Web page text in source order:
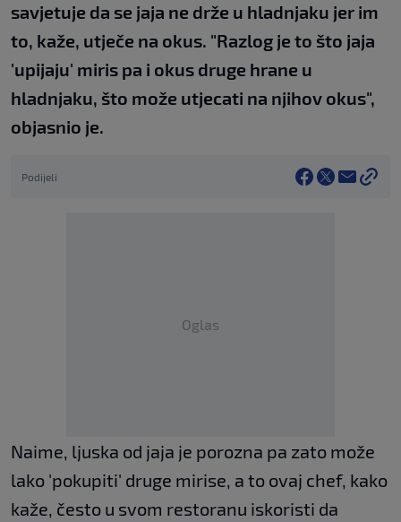
savjetuje da se jaja ne drže u hladnjaku jer im
to, kaže, utječe na okus. "Razlog je to što jaja
'upijaju' miris pa i okus druge hrane u
hladnjaku, što može utjecati na njihov okus",
objasnio je.
Podijeli
Oglas
Naime, ljuska od jaja je porozna pa zato može
lako 'pokupiti' druge mirise, a to ovaj chef, kako
kaže, često u svom restoranu iskoristi da